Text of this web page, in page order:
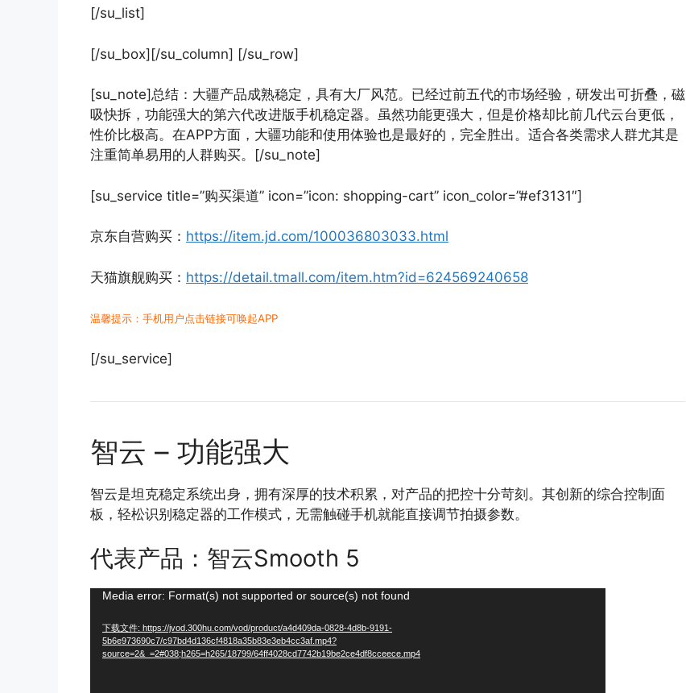
[/su_list]
[/su_box][/su_column] [/su_row]
[su_note]总结：大疆产品成熟稳定，具有大厂风范。已经过前五代的市场经验，研发出可折叠，磁
吸快拆，功能强大的第六代改进版手机稳定器。虽然功能更强大，但是价格却比前几代云台更低，
性价比极高。在APP方面，大疆功能和使用体验也是最好的，完全胜出。适合各类需求人群尤其是
注重简单易用的人群购买。[/su_note]
[su_service title=”购买渠道” icon=”icon: shopping-cart” icon_color=”#ef3131″]
京东自营购买： https://item.jd.com/100036803033.html
天猫旗舰购买： https://detail.tmall.com/item.htm?id=624569240658
温馨提示：手机用户点击链接可唤起APP
[/su_service]
智云 – 功能强大
智云是坦克稳定系统出身，拥有深厚的技术积累，对产品的把控十分苛刻。其创新的综合控制面
板，轻松识别稳定器的工作模式，无需触碰手机就能直接调节拍摄参数。
代表产品：智云Smooth 5
播
放
Media error: Format(s) not supported or source(s) not found
下载文件: https://jvod.300hu.com/vod/product/a4d409da-0828-4d8b-9191-
5b6e973690c7/c97bd4d136cf4818a35b83e3eb4cc3af.mp4?
source=2&_=2#038;h265=h265/18799/64ff4028cd7742b19be2ce4df8cceece.mp4